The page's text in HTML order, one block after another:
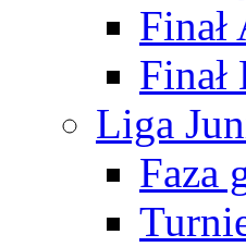
Finał
Finał
Liga
Faza